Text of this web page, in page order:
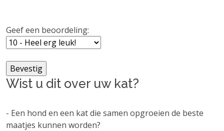
Geef een beoordeling:
Wist u dit over uw kat?
- Een hond en een kat die samen opgroeien de beste
maatjes kunnen worden?